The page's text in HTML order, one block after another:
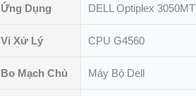
/
số
Ứng Dụng DELL Optiplex 3050MT
Vi Xử Lý CPU G4560
Bo Mạch Chủ Máy Bộ Dell